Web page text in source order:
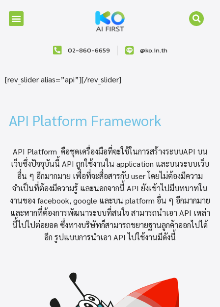
02-860-6659 @ko.in.th
[rev_slider alias=”api”][/rev_slider]
API Platform Framework
API Platform คือชุดเครื่องมือที่จะใช้ในการสร้างระบบAPI บน
เว็บซึ่งปัจจุบันนี้ API ถูกใช้งานใน application และบนระบบเว็บ
อื่น ๆ อีกมากมาย เพื่อที่จะสื่อสารกับ user โดยไม่ต้องมีความ
จำเป็นที่ต้องมีความรู้ และนอกจากนี้ API ยังเข้าไปมีบทบาทใน
งานของ facebook, google และบน platform อื่น ๆ อีกมากมาย
และหากที่ต้องการพัฒนาระบบที่สนใจ สามารถนำเอา API เหล่า
นี้ไปไปต่อยอด ซึ่งทางบริษัทก็สามารถขยายฐานลูกค้าออกไปได้
อีก รูปแบบการนำเอา API ไปใช้งานมีดังนี้